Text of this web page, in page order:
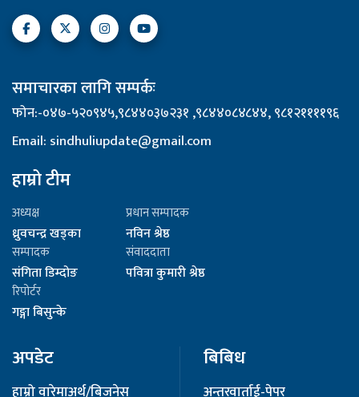
समाचारका लागि सम्पर्कः
फोन:-०४७-५२०९४५,९८४४०३७२३१ ,९८४४०८४८४४, ९८१२११११९६
Email: sindhuliupdate@gmail.com
हाम्रो टीम
अध्यक्ष
ध्रुवचन्द्र खड्का
प्रधान सम्पादक
नविन श्रेष्ठ
सम्पादक
संगिता डिम्दोङ
संवाददाता
पवित्रा कुमारी श्रेष्ठ
रिपोर्टर
गङ्गा बिसुन्के
अपडेट
हाम्रो वारेमाअर्थ/बिजनेस
बिबिध
अन्तरवार्ताई-पेपर